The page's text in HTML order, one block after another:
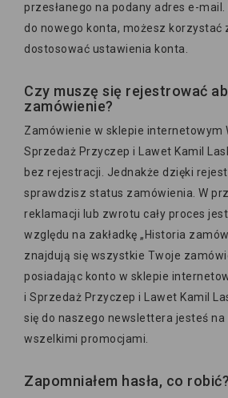
przesłanego na podany adres e-
do nowego konta, możesz korzystać
dostosować ustawienia konta.
Czy muszę się rejestrować
zamówienie?
Zamówienie w sklepie internetowym
Sprzedaż Przyczep i Lawet Kamil
bez rejestracji. Jednakże dzięki
sprawdzisz status zamówienia. W
reklamacji lub zwrotu cały proces
względu na zakładkę „Historia
znajdują się wszystkie Twoje
posiadając konto w sklepie
i Sprzedaż Przyczep i Lawet Kamil
się do naszego newslettera jesteś na
wszelkimi promocjami.
Zapomniałem hasła, co robić?